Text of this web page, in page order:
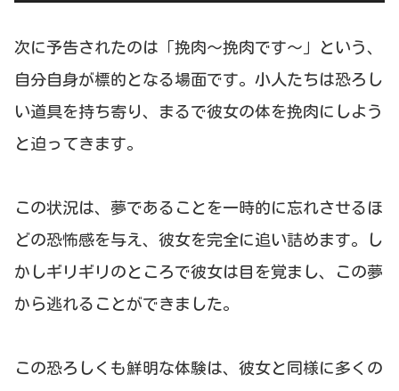
次に予告されたのは「挽肉～挽肉です～」という、
自分自身が標的となる場面です。小人たちは恐ろし
い道具を持ち寄り、まるで彼女の体を挽肉にしよう
と迫ってきます。
この状況は、夢であることを一時的に忘れさせるほ
どの恐怖感を与え、彼女を完全に追い詰めます。し
かしギリギリのところで彼女は目を覚まし、この夢
から逃れることができました。
この恐ろしくも鮮明な体験は、彼女と同様に多くの